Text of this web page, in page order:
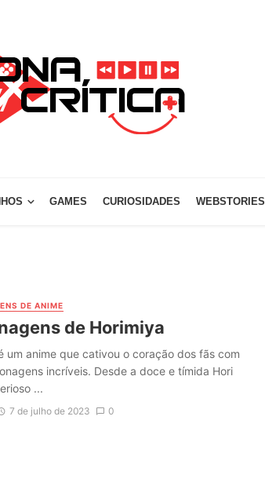
GAMES CURIOSIDADES WEBSTORIES
DE ANIME
de Horimiya
um anime que cativou o coração dos fãs com
incríveis. Desde a doce e tímida Hori
...
7 de julho de 2023 0